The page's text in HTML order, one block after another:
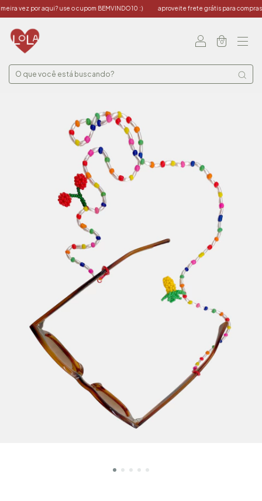
vez por aqui? use o cupom BEMVINDO10 :) aproveite frete grátis para compras
0